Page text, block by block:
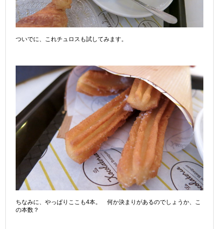
ついでに、これチュロスも試してみます。
ちなみに、やっぱりここも4本。 何か決まりがあるのでしょうか、こ
の本数？